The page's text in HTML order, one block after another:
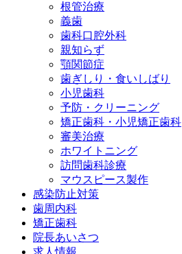
根管治療
義歯
歯科口腔外科
親知らず
顎関節症
歯ぎしり・ 食いしばり
小児歯科
予防・ クリーニング
矯正歯科・ 小児矯正歯科
審美治療
ホワイト ニング
訪問歯科診療
マウスピース製作
感染防止対策
歯周内科
矯正歯科
院長あいさつ
求人情報